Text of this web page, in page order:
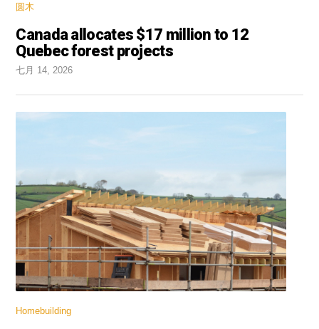
圆木
Canada allocates $17 million to 12
Quebec forest projects
七月 14, 2026
Homebuilding